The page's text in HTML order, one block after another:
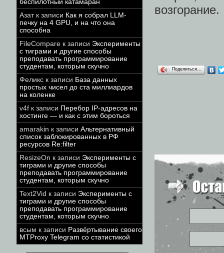
беспилотный катамаран
Азатк записи Как я собрал LLM-
печку на 4 GPU, и на что она
способна
FileCompare к записи Эксперименты
с тиграми и другие способы
преподавать программирование
студентам, которым скучно
Феликс к записи База данных
простых чисел до ста миллиардов
на коленке
v4f к записи Перебор IP-адресов на
хостинге — и как с этим бороться
amarakin к записи Альтернативный
список заблокированных в РФ
ресурсов Re:filter
ResizeOn к записи Эксперименты с
тиграми и другие способы
преподавать программирование
студентам, которым скучно
Text2Vid к записи Эксперименты с
тиграми и другие способы
преподавать программирование
студентам, которым скучно
всым к записи Развёртывание своего
MTProxy Telegram со статистикой
возгорание.
Поделиться…